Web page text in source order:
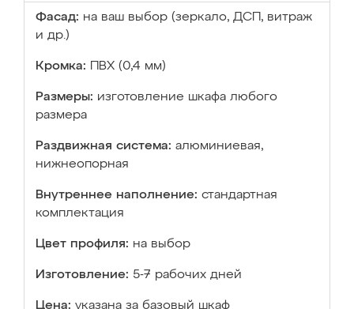
Фасад: на ваш выбор (зеркало, ДСП, витраж
и др.)
Кромка: ПВХ (0,4 мм)
Размеры: изготовление шкафа любого
размера
Раздвижная система: алюминиевая,
нижнеопорная
Внутреннее наполнение: стандартная
комплектация
Цвет профиля: на выбор
Изготовление: 5-7 рабочих дней
Цена: указана за базовый шкаф